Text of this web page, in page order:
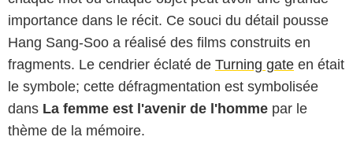
importance dans le récit. Ce souci du détail pousse
Hang Sang-Soo a réalisé des films construits en
fragments. Le cendrier éclaté de Turning gate en était
le symbole; cette défragmentation est symbolisée
dans La femme est l'avenir de l'homme par le
thème de la mémoire.